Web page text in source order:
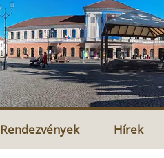
Rendezvények Hírek